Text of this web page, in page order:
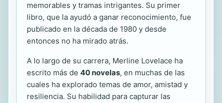
memorables y tramas intrigantes. Su primer
libro, que la ayudó a ganar reconocimiento, fue
publicado en la década de 1980 y desde
entonces no ha mirado atrás.
A lo largo de su carrera, Merline Lovelace ha
escrito más de 40 novelas, en muchas de las
cuales ha explorado temas de amor, amistad y
resiliencia. Su habilidad para capturar las